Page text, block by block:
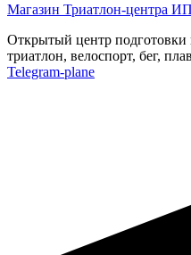
Магазин Триатлон-центра
Открытый центр подготовки
триатлон, велоспорт, бег,
Telegram-plane